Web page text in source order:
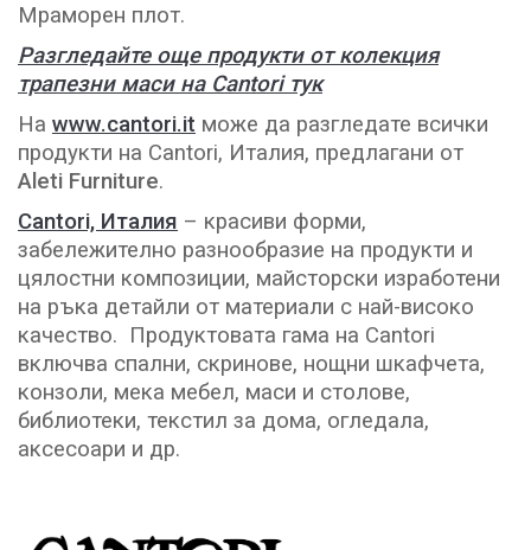
Мраморен плот.
Разгледайте още продукти от колекция
трапезни маси на Cantori тук
На www.cantori.it може да разгледате всички
продукти на Cantori, Италия, предлагани от
Aleti Furniture.
Cantori, Италия – красиви форми,
забележително разнообразие на продукти и
цялостни композиции, майсторски изработени
на ръка детайли от материали с най-високо
качество. Продуктовата гама на Cantori
включва спални, скринове, нощни шкафчета,
конзоли, мека мебел, маси и столове,
библиотеки, текстил за дома, огледала,
аксесоари и др.